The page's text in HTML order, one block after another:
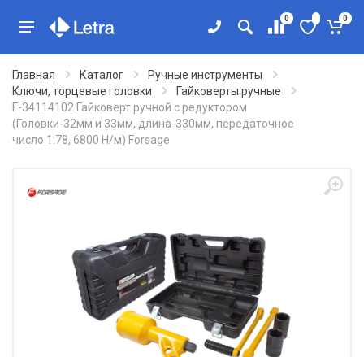
0 0
Главная Каталог
Ручные инструменты
Ключи, торцевые головки
Гайковерты ручные
F-34114102 Гайковерт ручной с редуктором
(Головки-32мм и 33мм, длина-330мм, передаточное
число 1:78, 6800 Н/м) Forsage